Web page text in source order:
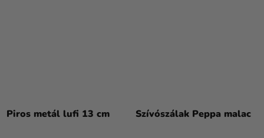
Piros metál lufi 13 cm Szívószálak Peppa malac